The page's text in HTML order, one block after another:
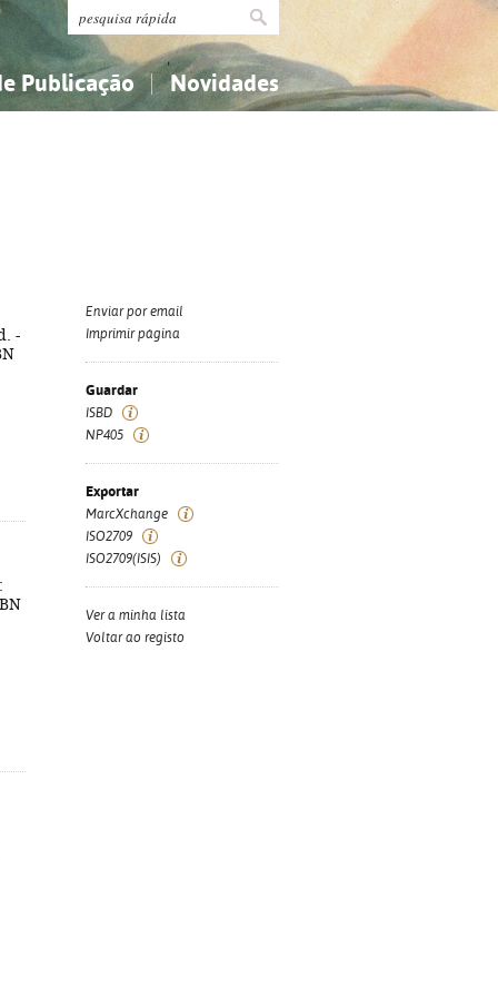
Publicação Novidades
-
Enviar por email
Imprimir página
Guardar
ISBD
NP405
Exportar
MarcXchange
ISO2709
ISO2709(ISIS)
Ver a minha lista
Voltar ao registo